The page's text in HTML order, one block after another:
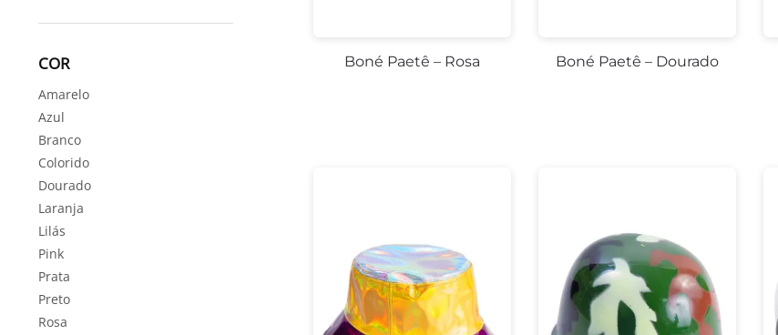
Boné Paetê – Rosa Boné Paetê – Dourado
COR
Amarelo
Azul
Branco
Colorido
Dourado
Laranja
Lilás
Pink
Prata
Preto
Rosa